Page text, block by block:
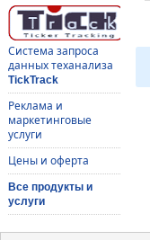
Система запроса
данных теханализа
TickTrack
Реклама и
маркетинговые
услуги
Цены и оферта
Все продукты и
услуги